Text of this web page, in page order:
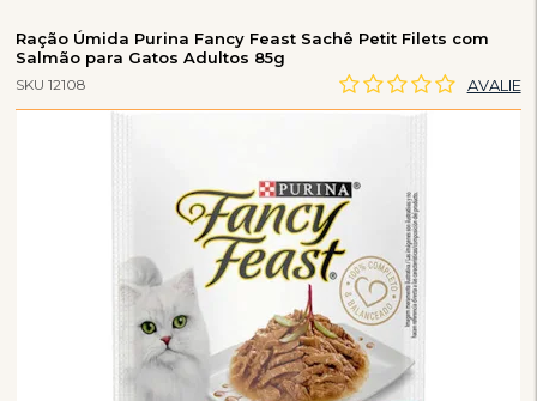
Ração Úmida Purina Fancy Feast Sachê Petit Filets com
Salmão para Gatos Adultos 85g
SKU 12108 AVALIE